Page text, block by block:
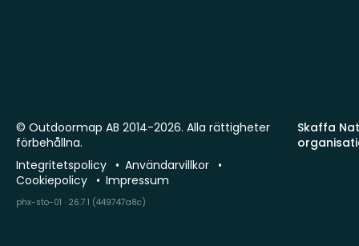
Skaffa
© Outdoormap AB 2014-2026. Alla rättigheter
förbehållna.
Integritetspolicy
Användarvillkor
Cookiepolicy
Impressum
phx-sto-01 · 26.7.1 (449747a8c)